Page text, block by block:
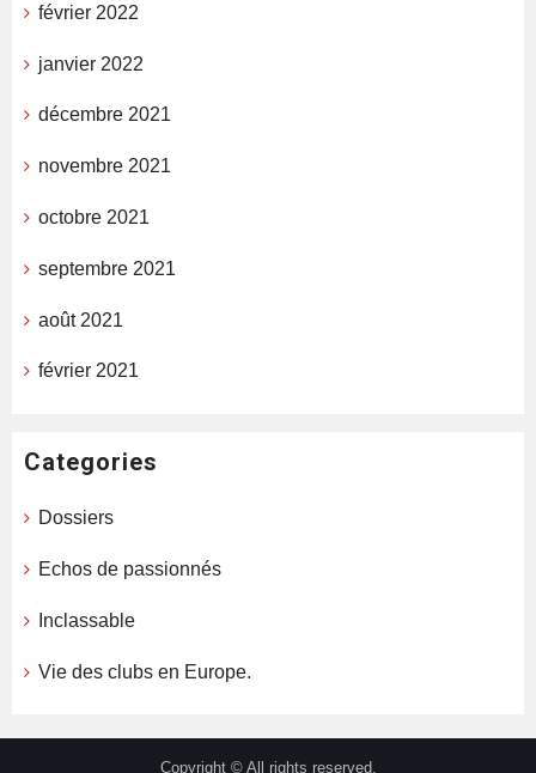
février 2022
janvier 2022
décembre 2021
novembre 2021
octobre 2021
septembre 2021
août 2021
février 2021
Categories
Dossiers
Echos de passionnés
Inclassable
Vie des clubs en Europe.
Copyright © All rights reserved.